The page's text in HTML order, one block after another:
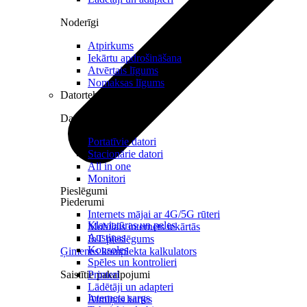
Pieslēgumi
Internets mājai ar 4G/5G rūteri
Mobilais internets iekārtās
IoT pieslēgums
Ģimenes komplekta kalkulators
Saistītie pakalpojumi
Interneta sargs
Noderīgi
Atpirkums
Iekārtu apdrošināšana
Atvērtais līgums
Nomaksas līgums
Datortehnika
Datori un Monitori
Portatīvie datori
Stacionārie datori
All in one
Monitori
Piederumi
Klaviatūras un peles
Austiņas
Konsoles
Spēles un kontrolieri
Printeri
Lādētāji un adapteri
Atmiņas kartes